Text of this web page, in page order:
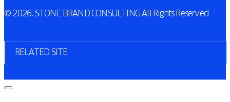
© 2026. STONE BRAND CONSULTING All Rights Reserved
RELATED SITE